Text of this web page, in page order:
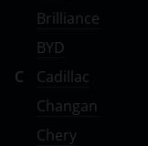
Brilliance
BYD
C
Cadillac
Changan
Chery